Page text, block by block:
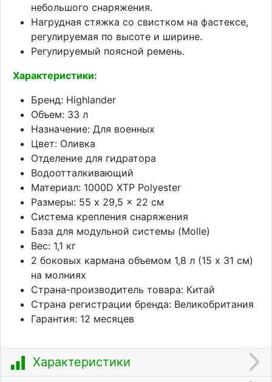
небольшого снаряжения.
Нагрудная стяжка со свистком на фастексе,
регулируемая по высоте и ширине.
Регулируемый поясной ремень.
Характеристики:
Бренд: Highlander
Объем: 33 л
Назначение: Для военных
Цвет: Оливка
Отделение для гидратора
Водоотталкивающий
Материал: 1000D XTP Polyester
Размеры: 55 x 29,5 x 22 см
Система крепления снаряжения
База для модульной системы (Molle)
Вес: 1,1 кг
2 боковых кармана объемом 1,8 л (15 х 31 см)
на молниях
Страна-производитель товара: Китай
Страна регистрации бренда: Великобритания
Гарантия: 12 месяцев
Характеристики